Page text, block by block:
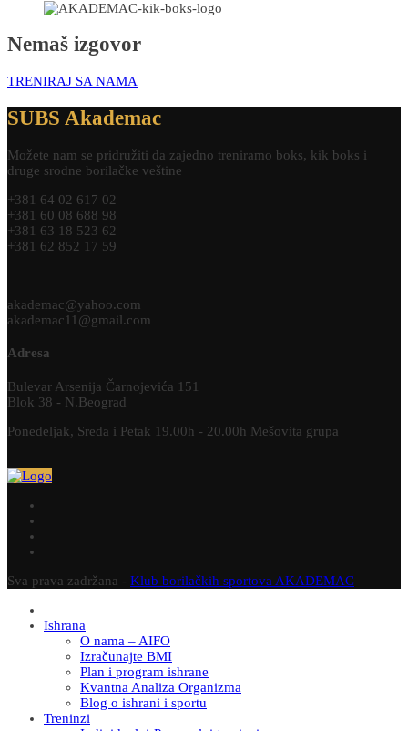
Nemaš izgovor
TRENIRAJ SA NAMA
SUBS Akademac
Možete nam se pridružiti da zajedno treniramo boks, kik boks i
druge srodne borilačke veštine
+381 64 02 617 02
+381 60 08 688 98
+381 63 18 523 62
+381 62 852 17 59
akademac@yahoo.com
akademac11@gmail.com
Adresa
Bulevar Arsenija Čarnojevića 151
Blok 38 - N.Beograd
Ponedeljak, Sreda i Petak 19.00h - 20.00h Mešovita grupa
Sva prava zadržana - Klub borilačkih sportova AKADEMAC
Ishrana
O nama – AIFO
Izračunajte BMI
Plan i program ishrane
Kvantna Analiza Organizma
Blog o ishrani i sportu
Treninzi